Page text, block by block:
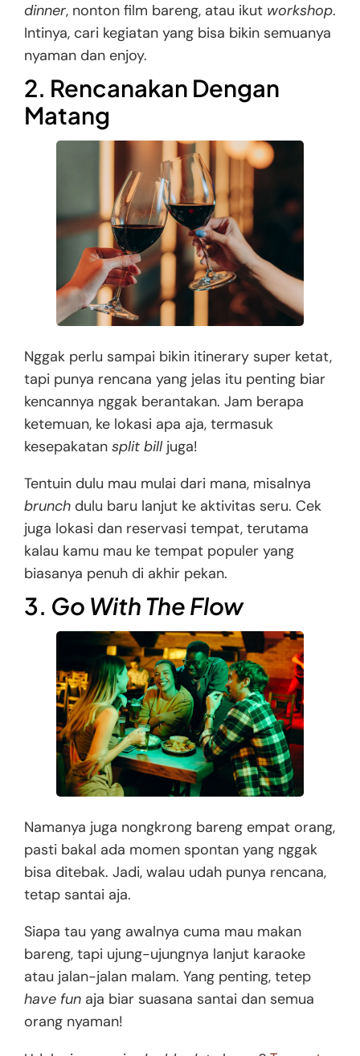
dinner, nonton film bareng, atau ikut workshop.
Intinya, cari kegiatan yang bisa bikin semuanya
nyaman dan enjoy.
2. Rencanakan Dengan
Matang
Nggak perlu sampai bikin itinerary super ketat,
tapi punya rencana yang jelas itu penting biar
kencannya nggak berantakan. Jam berapa
ketemuan, ke lokasi apa aja, termasuk
kesepakatan split bill juga!
Tentuin dulu mau mulai dari mana, misalnya
brunch dulu baru lanjut ke aktivitas seru. Cek
juga lokasi dan reservasi tempat, terutama
kalau kamu mau ke tempat populer yang
biasanya penuh di akhir pekan.
3. Go With The Flow
Namanya juga nongkrong bareng empat orang,
pasti bakal ada momen spontan yang nggak
bisa ditebak. Jadi, walau udah punya rencana,
tetap santai aja.
Siapa tau yang awalnya cuma mau makan
bareng, tapi ujung-ujungnya lanjut karaoke
atau jalan-jalan malam. Yang penting, tetep
have fun aja biar suasana santai dan semua
orang nyaman!